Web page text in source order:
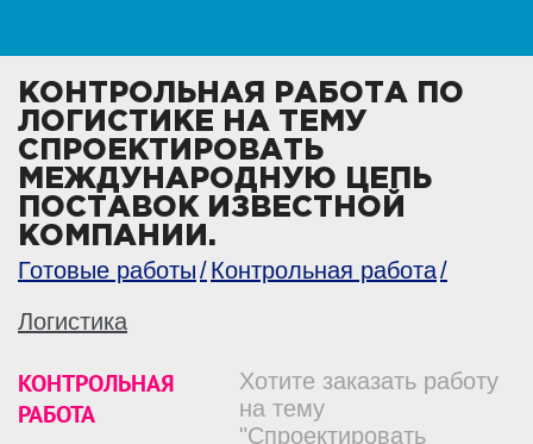
КОНТРОЛЬНАЯ РАБОТА ПО
ЛОГИСТИКЕ НА ТЕМУ
СПРОЕКТИРОВАТЬ
МЕЖДУНАРОДНУЮ ЦЕПЬ
ПОСТАВОК ИЗВЕСТНОЙ
КОМПАНИИ.
Готовые работы
Контрольная работа
Логистика
КОНТРОЛЬНАЯ
РАБОТА
Хотите заказать работу
на тему
"Спроектировать